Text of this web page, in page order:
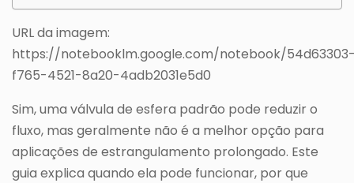
URL da imagem:
https://notebooklm.google.com/notebook/
f765-4521-8a20-4adb2031e5d0
Sim, uma válvula de esfera padrão pode reduzir o
fluxo, mas geralmente não é a melhor opção para
aplicações de estrangulamento prolongado. Este
guia explica quando ela pode funcionar, por que